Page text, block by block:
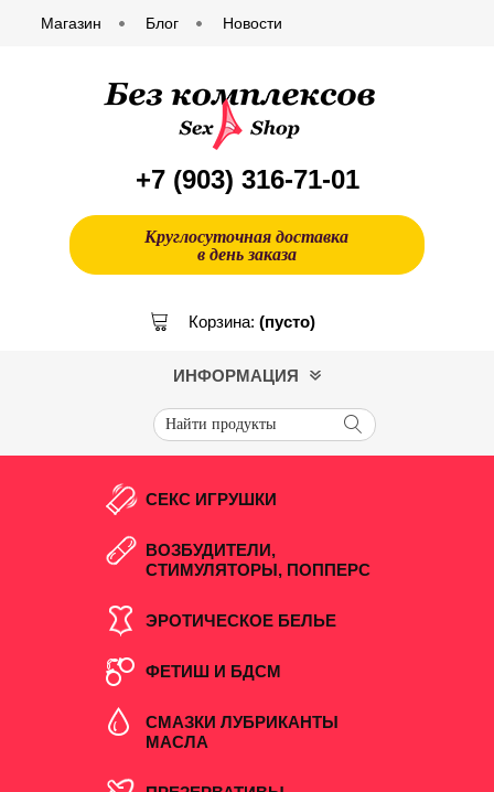
Магазин Блог Новости
+7 (903) 316-71-01
Круглосуточная доставка
в день заказа
Корзина: (пусто)
ИНФОРМАЦИЯ
СЕКС ИГРУШКИ
ВОЗБУДИТЕЛИ,
СТИМУЛЯТОРЫ, ПОППЕРС
ЭРОТИЧЕСКОЕ БЕЛЬЕ
ФЕТИШ И БДСМ
СМАЗКИ ЛУБРИКАНТЫ
МАСЛА